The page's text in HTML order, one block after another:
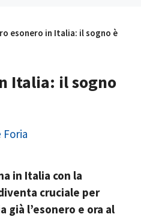
esonero in Italia: il sogno è
Italia: il sogno
Foria
in Italia con la
cruciale per
già l’esonero e ora al